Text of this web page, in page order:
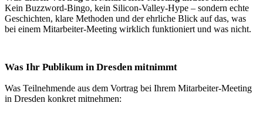
Kein Buzzword-Bingo, kein Silicon-Valley-Hype – sondern echte
Geschichten, klare Methoden und der ehrliche Blick auf das, was
bei einem Mitarbeiter-Meeting wirklich funktioniert und was nicht.
Was Ihr Publikum in Dresden mitnimmt
Was Teilnehmende aus dem Vortrag bei Ihrem Mitarbeiter-Meeting
in Dresden konkret mitnehmen: